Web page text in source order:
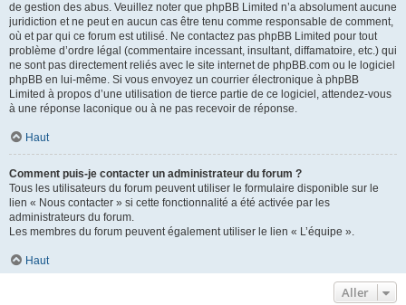
de gestion des abus. Veuillez noter que phpBB Limited n’a absolument aucune
juridiction et ne peut en aucun cas être tenu comme responsable de comment,
où et par qui ce forum est utilisé. Ne contactez pas phpBB Limited pour tout
problème d’ordre légal (commentaire incessant, insultant, diffamatoire, etc.) qui
ne sont pas directement reliés avec le site internet de phpBB.com ou le logiciel
phpBB en lui-même. Si vous envoyez un courrier électronique à phpBB
Limited à propos d’une utilisation de tierce partie de ce logiciel, attendez-vous
à une réponse laconique ou à ne pas recevoir de réponse.
Haut
Comment puis-je contacter un administrateur du forum ?
Tous les utilisateurs du forum peuvent utiliser le formulaire disponible sur le
lien « Nous contacter » si cette fonctionnalité a été activée par les
administrateurs du forum.
Les membres du forum peuvent également utiliser le lien « L’équipe ».
Haut
Aller